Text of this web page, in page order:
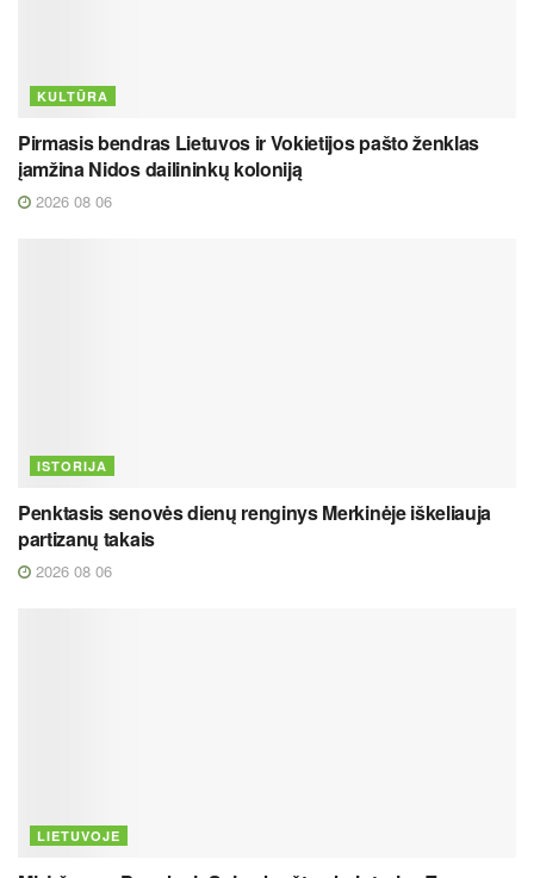
KULTŪRA
Pirmasis bendras Lietuvos ir Vokietijos pašto ženklas
įamžina Nidos dailininkų koloniją
2026 08 06
ISTORIJA
Penktasis senovės dienų renginys Merkinėje iškeliauja
partizanų takais
2026 08 06
LIETUVOJE